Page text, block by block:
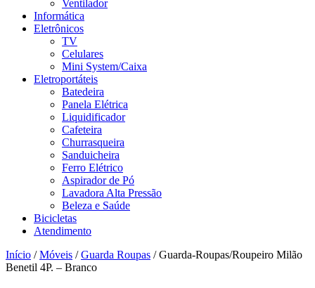
Ventilador
Informática
Eletrônicos
TV
Celulares
Mini System/Caixa
Eletroportáteis
Batedeira
Panela Elétrica
Liquidificador
Cafeteira
Churrasqueira
Sanduicheira
Ferro Elétrico
Aspirador de Pó
Lavadora Alta Pressão
Beleza e Saúde
Bicicletas
Atendimento
Início /Móveis /Guarda Roupas / Guarda-Roupas/Roupeiro Milão
Benetil 4P. – Branco